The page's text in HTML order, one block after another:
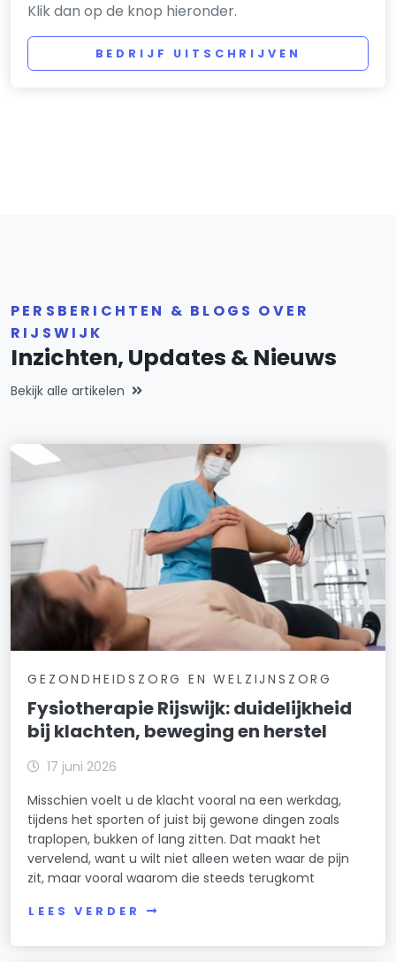
Klik dan op de knop hieronder.
BEDRIJF UITSCHRIJVEN
PERSBERICHTEN & BLOGS OVER
RIJSWIJK
Inzichten, Updates & Nieuws
Bekijk alle artikelen
GEZONDHEIDSZORG EN WELZIJNSZORG
Fysiotherapie Rijswijk: duidelijkheid
bij klachten, beweging en herstel
17 juni 2026
Misschien voelt u de klacht vooral na een werkdag,
tijdens het sporten of juist bij gewone dingen zoals
traplopen, bukken of lang zitten. Dat maakt het
vervelend, want u wilt niet alleen weten waar de pijn
zit, maar vooral waarom die steeds terugkomt
LEES VERDER